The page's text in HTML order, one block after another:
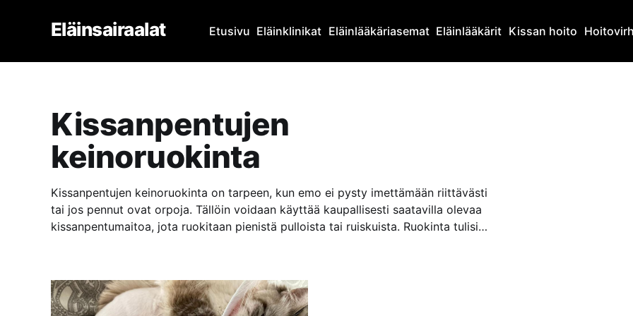
Eläinsairaalat Etusivu Eläinklinikat Eläinlääkäriasemat Eläinlääkärit Kissan hoito
Kissanpentujen
keinoruokinta
Kissanpentujen keinoruokinta on tarpeen, kun emo ei pysty imettämään riittävästi
tai jos pennut ovat orpoja. Tällöin voidaan käyttää kaupallisesti saatavilla olevaa
kissanpentumaitoa, jota ruokitaan pienistä pulloista tai ruiskuista. Ruokinta tulisi